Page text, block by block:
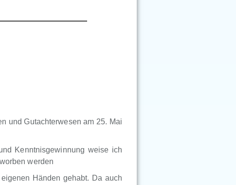
und Gutachterwesen am 25. Mai
Kenntnisgewinnung weise ich
werden
Händen gehabt. Da auch